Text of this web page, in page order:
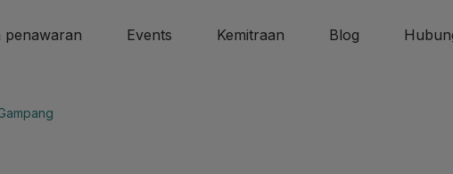
penawaran Events Kemitraan Blog